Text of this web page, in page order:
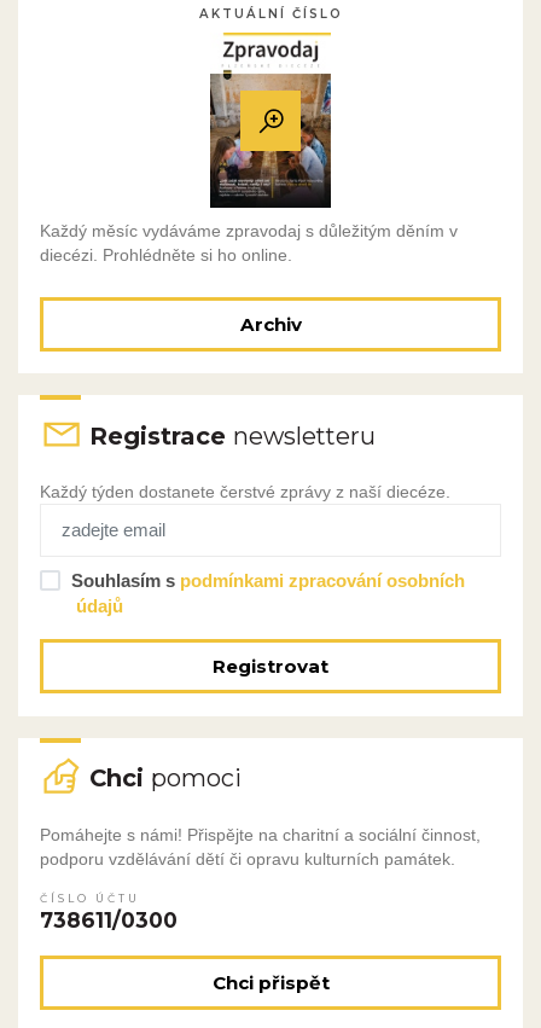
AKTUÁLNÍ ČÍSLO
Každý měsíc vydáváme zpravodaj s důležitým děním v
diecézi. Prohlédněte si ho online.
Archiv
Registrace newsletteru
Každý týden dostanete čerstvé zprávy z naší diecéze.
Souhlasím s podmínkami zpracování osobních
údajů
Registrovat
Chci pomoci
Pomáhejte s námi! Přispějte na charitní a sociální činnost,
podporu vzdělávání dětí či opravu kulturních památek.
ČÍSLO ÚČTU
738611/0300
Chci přispět